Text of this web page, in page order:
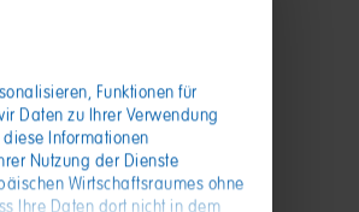
Funktionen für
Daten zu Ihrer Verwendung
Informationen
Nutzung der Dienste
Wirtschaftsraumes ohne
Ihre Daten dort nicht in dem